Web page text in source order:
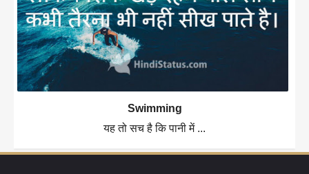
Swimming
यह तो सच है कि पानी में ...